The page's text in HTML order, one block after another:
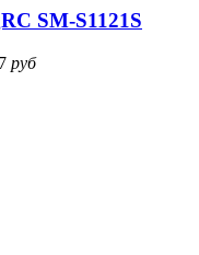
SM-S1121S
руб